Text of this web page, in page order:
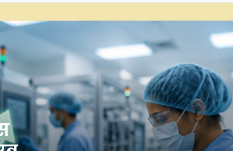
25 लाख रुपए का जेसी बोस अनुदान
सरकार ने खाद्य नियमों के उल्लंघन के
मामले में कैटरर्स पर लगाए 5.13 करोड़ रुपए
का जुर्माना; 6 कैटरिंग ठेके किए रद्द
भारत और मिस्र ने डिजिटल सेवाओं में निवेश
और व्यापार को बढ़ावा देने पर चर्चा की:
पीयूष गोयल